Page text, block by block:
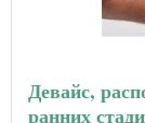
Девайс,
ранних